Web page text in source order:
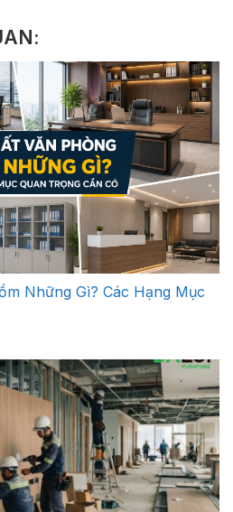
Những Gì? Các Hạng Mục